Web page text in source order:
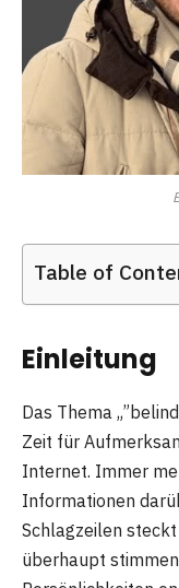
Table of
Einleitung
Das Thema
Zeit für
Internet. Immer
Informationen
Schlagzeilen
überhaupt